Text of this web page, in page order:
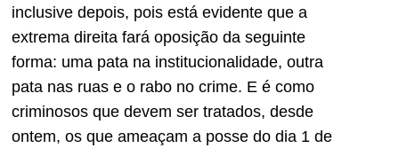
inclusive depois, pois está evidente que a
extrema direita fará oposição da seguinte
forma: uma pata na institucionalidade, outra
pata nas ruas e o rabo no crime. E é como
criminosos que devem ser tratados, desde
ontem, os que ameaçam a posse do dia 1 de